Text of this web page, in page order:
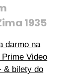
1935
darmo na
Video
& bilety do